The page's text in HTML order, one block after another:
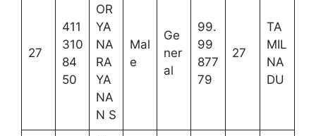
27
411
310
84
50
OR
YA
NA
RA
YA
NA
N S
Mal
e
Ge
ner
al
99.
99
877
79
27
TA
MIL
NA
DU